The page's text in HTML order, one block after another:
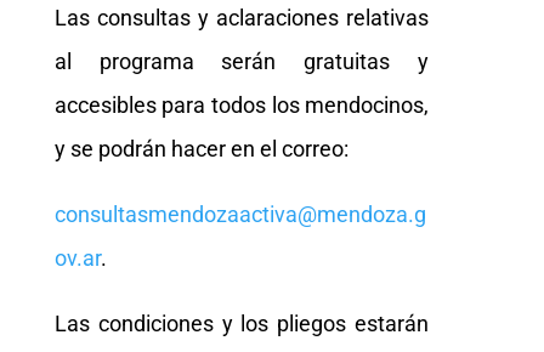
Las consultas y aclaraciones relativas
al programa serán gratuitas y
accesibles para todos los mendocinos,
y se podrán hacer en el correo:
consultasmendozaactiva@mendoza.g
ov.ar.
Las condiciones y los pliegos estarán